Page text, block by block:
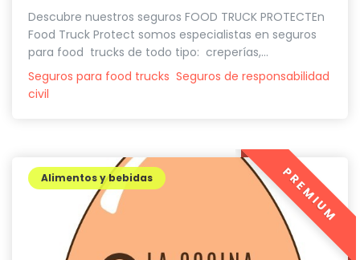
Descubre nuestros seguros FOOD TRUCK PROTECTEn
Food Truck Protect somos especialistas en seguros
para food trucks de todo tipo: creperías,...
Seguros para food trucks Seguros de responsabilidad
civil
Alimentos y bebidas PREMIUM